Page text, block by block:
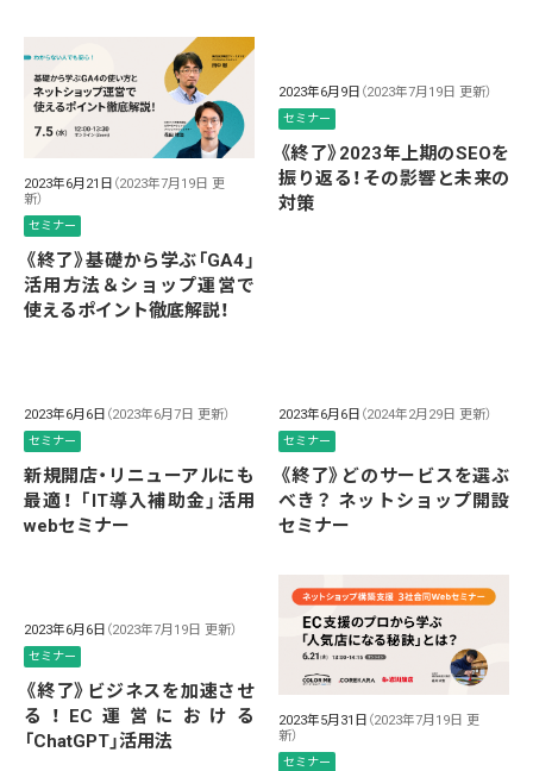
2023年6月21日 （2023年7月19日 更
新）
セミナー
《終了》基礎から学ぶ「GA4」
活用方法＆ショップ運営で
使えるポイント徹底解説！
2023年6月9日 （2023年7月19日 更新）
セミナー
《終了》2023年上期のSEOを
振り返る！その影響と未来の
対策
2023年6月6日 （2023年6月7日 更新）
セミナー
新規開店・リニューアルにも
最適！ 「IT導入補助金」活用
webセミナー
2023年6月6日 （2024年2月29日 更新）
セミナー
《終了》どのサービスを選ぶ
べき？ ネットショップ開設
セミナー
2023年6月6日 （2023年7月19日 更新）
セミナー
《終了》ビジネスを加速させ
る！EC運営における
「ChatGPT」活用法
2023年5月31日 （2023年7月19日 更
新）
セミナー